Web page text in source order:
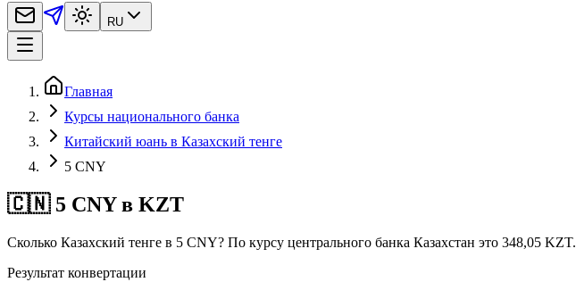
RU
Главная
Курсы национального банка
Китайский юань в Казахский тенге
5 CNY
🇨🇳 5 CNY в KZT
Сколько Казахский тенге в 5 CNY? По курсу центрального банка Казахстан это 348,05 KZT.
Результат конвертации